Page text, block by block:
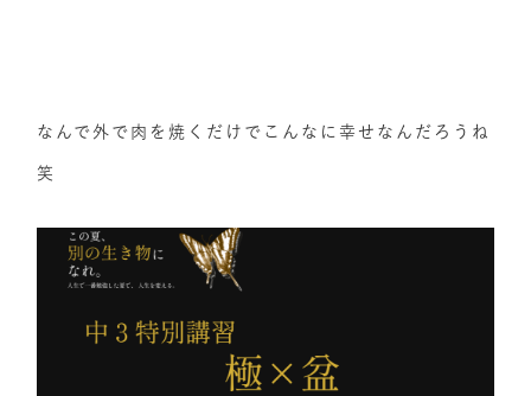
なんで外で肉を焼くだけでこんなに幸せなんだろうね
笑